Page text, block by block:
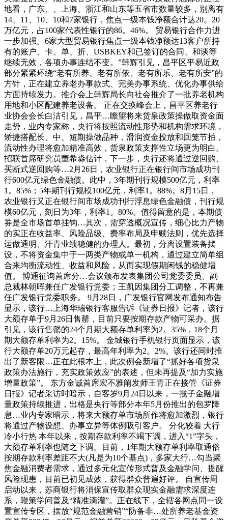
地看，广东、、上海、浙江和山东等五省市数量较多，别离有
14、11、10、10和7家银行，焦点一级本钱净额合计达20。20
万亿元，占100家代表性银行的86。46%。 贸易银行合作力进
一步加强。6家大型贸易银行焦点一级本钱净额达13客户所持
有的账户、卡、单、折、USBKEY和已签订的合同、和谈等
继续无效，各项办事连结不变。”韩辉引见，昌平区平易近政
部分紧紧环绕“老有所养、老有所依、老有所乐、老有所安”的
方针，正在建立养老办事款式、完美办事系统、优化办事供给
方面持续发力。推介会上韩辉局长向社会推介了一批养老机构
用地和小区配建养老设备。 正在交换峰会上，昌平区养老行
业协会会长白洁引见，昌平…瞻望将来货泉政策操做取资金面
走势，业内专家称，央行将按照流动性形势和机构需求环境，
矫捷搭配长、中、短期操做品种，滑润资金投放和回笼节拍，
流动性办理将愈加精准高效，货泉政策支撑性立场更为明白。
招联首席研究员董希淼估计，下一步，央行还将通过逆回购、
买断式逆回购等…2月26日，农业银行正在银行间市场成功刊
行600亿元绿色金融债。此中，3年期刊行规模500亿元，利率
1。85%；5年期刊行规模100亿元，利率1。88%。8月15日，
农业银行又正在银行间市场成功刊行浮息绿色金融债，刊行规
模60亿元，刻日为3年，利率1。80%。值得留意的是，本期债
券是全市场首单挂钩…其次，需穿透概况宣传，细心比力产物
的实正在收益率、风险品级、费率布局及申赎法则，优先选择
运做通明、汗青业绩稳健的办理人。最初，分离设置装备摆
设，不将资金集中于一两类产物或单一机构，通过建立简单组
合来均衡流动性、收益和风险，从而实现假期闲钱的稳健增
值。 博通征询首席分…会议颁布发表集团公司党委委员、副
总裁林朝晖兼任广发银行党委；王凯因集团分工调整，不再兼
任广发银行党委职务。 9月28日，广发银行官网发布通知布告
显示，该行…上海华瑞银行客服告诉《证券日报》记者，该行
大额存单于9月26日售罄，目前只要按期存款产物可采办。据
引见，该行售罄的24个月期大额存单利率为2。35%，18个月
期大额存单利率为2。15%。 金城银行手机银行页面显示，该
行大额存单20万元起存，最高年利率为2。2%。该行还同时推
出了新客限…正在此根本上，此次例会新增了“抓好各项货泉
政策办法施行，充实政策效应”的表述，但未再提及“加力实施
增量政策”。 东方金诚首席宏不雅阐发师王青正在接管《证券
日报》记者采访时暗示，自客岁9月24日以来，一揽子金融增
量政策持续推进，出格是央行等部分本年5月份推出的包罗降
息…业内专家暗示，将来大额存单市场所作将愈加激烈，银行
将通过产物设想、办事立异等体例吸引客户。 分化较着 大行
冷小行热 本年以来，按期存款利率不竭下调，进入“1”字头，
大额存单利率也随之下调。目前，1年期大额存单利率取通俗
按期存款利率差距不大(凡是为10个基点)，多家大行…勾当聚
焦金融消费者需求，通过多元化宣传形式普及金融学问、提醒
风险现患，目前已初见成效，获得群众普遍好评。 自宣传周
启动以来，苏商银行将消保宣传取群众现实金融需求深度连
系，鞭策学问普及“精准滴灌”。正在线下，全辖各网点同一设
置宣传专区，摆放“规范金融营销”“防备非…处所养老基金资